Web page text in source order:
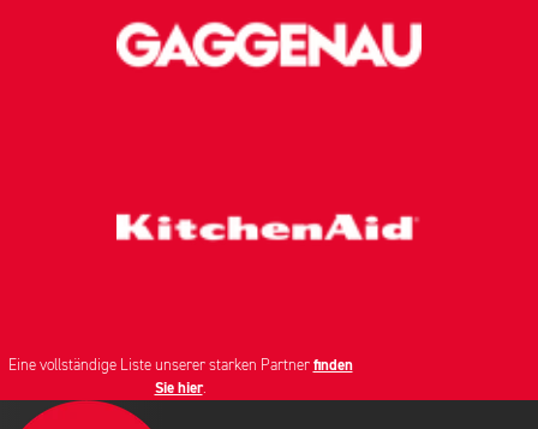
Eine vollständige Liste unserer starken Partner finden
Sie hier.